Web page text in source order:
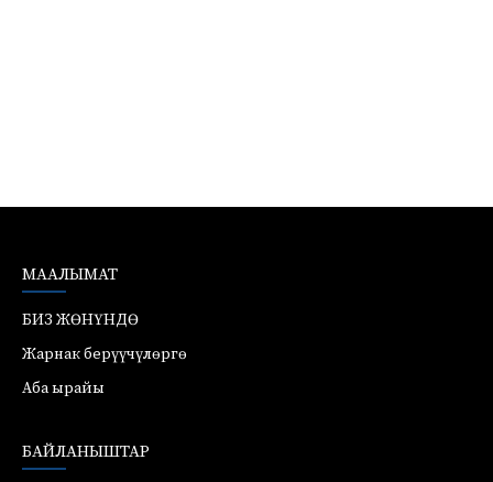
МААЛЫМАТ
БИЗ ЖӨНҮНДӨ
Жарнак берүүчүлөргө
Аба ырайы
БАЙЛАНЫШТАР